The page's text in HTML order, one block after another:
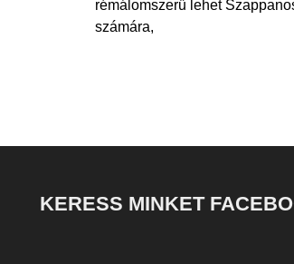
rémálomszerű lehet
számára,
KERESS MINKET